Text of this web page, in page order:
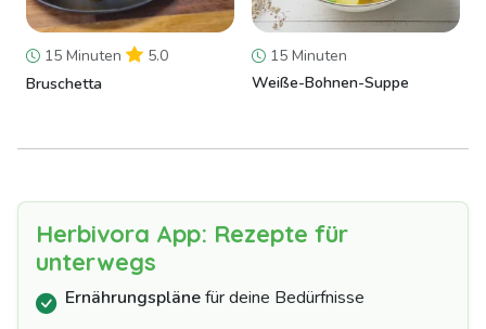
15 Minuten
5.0
Bruschetta
15 Minuten
Weiße-Bohnen-Suppe
Herbivora App: Rezepte für
unterwegs
Ernährungsplänefür deine Bedürfnisse